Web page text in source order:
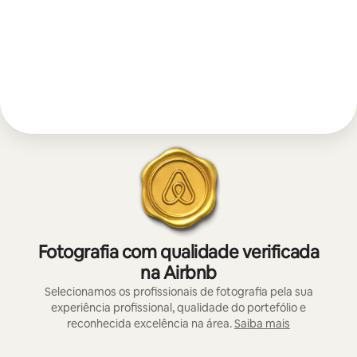
Fotografia com qualidade verificada
na Airbnb
Selecionamos os profissionais de fotografia pela sua
experiência profissional, qualidade do portefólio e
reconhecida excelência na área.Saiba mais